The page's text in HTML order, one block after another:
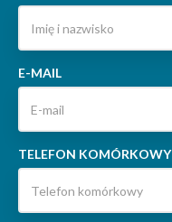
E-MAIL
TELEFON KOMÓRKOWY